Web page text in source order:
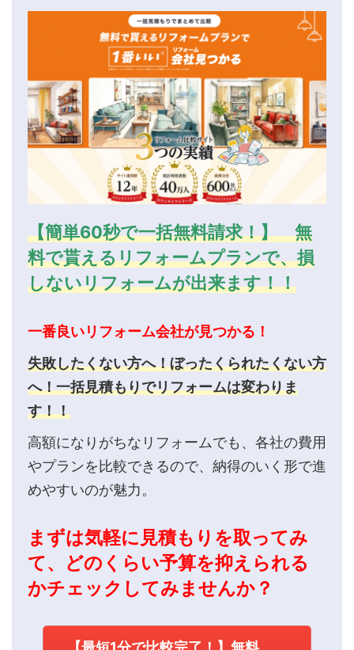
【簡単60秒で一括無料請求！】 無
料で貰えるリフォームプランで、損
しないリフォームが出来ます！！
一番良いリフォーム会社が見つかる！
失敗したくない方へ！ぼったくられたくない方
へ！一括見積もりでリフォームは変わりま
す！！
高額になりがちなリフォームでも、各社の費用
やプランを比較できるので、納得のいく形で進
めやすいのが魅力。
まずは気軽に見積もりを取ってみ
て、どのくらい予算を抑えられる
かチェックしてみませんか？